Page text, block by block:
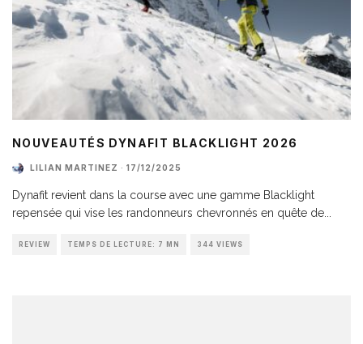
NOUVEAUTÉS DYNAFIT BLACKLIGHT 2026
LILIAN MARTINEZ · 17/12/2025
Dynafit revient dans la course avec une gamme Blacklight
repensée qui vise les randonneurs chevronnés en quête de
REVIEW TEMPS DE LECTURE: 7 MN 344 VIEWS